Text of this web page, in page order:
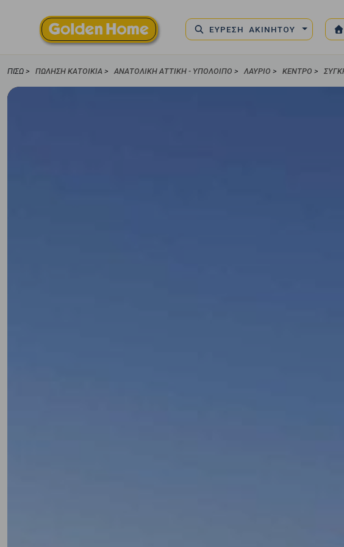
ΕΥΡΕΣΗ ΑΚΙΝΗΤΟΥ
ΠΊΣΩ > ΠΏΛΗΣΗ ΚΑΤΟΙΚΊΑ > ΑΝΑΤΟΛΙΚΗ ΑΤΤΙΚΗ - ΥΠΟΛΟΙΠΟ > ΛΑΥΡΙΟ > ΚΈΝΤΡΟ >